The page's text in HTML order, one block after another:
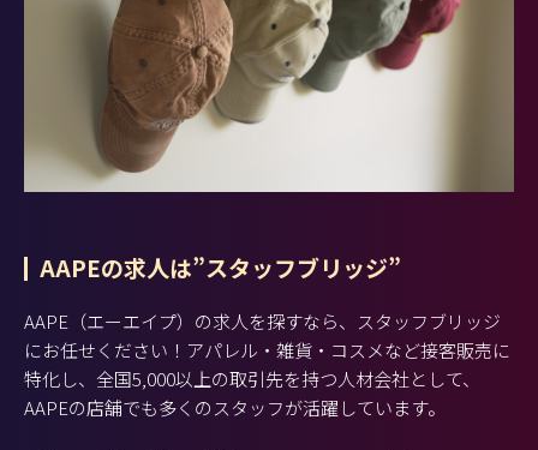
AAPEの求人は”スタッフブリッジ”
AAPE（エーエイプ）の求人を探すなら、スタッフブリッジ
にお任せください！アパレル・雑貨・コスメなど接客販売に
特化し、全国5,000以上の取引先を持つ人材会社として、
AAPEの店舗でも多くのスタッフが活躍しています。